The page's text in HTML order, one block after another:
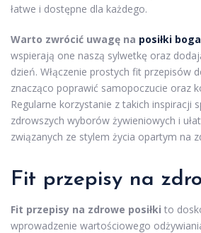
łatwe i dostępne dla każdego.
Warto zwrócić uwagę na posiłki
wspierają one naszą sylwetkę oraz
dzień. Włączenie prostych fit przepisów
znacząco poprawić samopoczucie oraz
Regularne korzystanie z takich inspiracji
zdrowszych wyborów żywieniowych i
związanych ze stylem życia opartym na
Fit przepisy na
Fit przepisy na zdrowe posiłki to
wprowadzenie wartościowego